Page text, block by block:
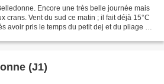
Encore une très belle journée mais
crans. Vent du sud ce matin ; il fait déjà 15°C
avoir pris le temps du petit dej et du pliage de
(J1)